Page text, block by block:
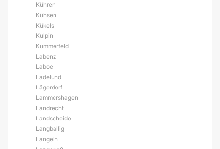
Kühren
Kühsen
Kükels
Kulpin
Kummerfeld
Labenz
Laboe
Ladelund
Lägerdorf
Lammershagen
Landrecht
Landscheide
Langballig
Langeln